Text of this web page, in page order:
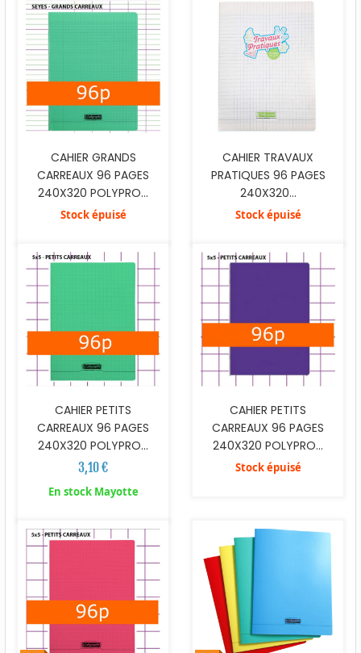
CAHIER GRANDS
CARREAUX 96 PAGES
240X320 POLYPRO...
Stock épuisé
CAHIER TRAVAUX
PRATIQUES 96 PAGES
240X320...
Stock épuisé
CAHIER PETITS
CARREAUX 96 PAGES
240X320 POLYPRO...
3,10 €
En stock Mayotte
CAHIER PETITS
CARREAUX 96 PAGES
240X320 POLYPRO...
Stock épuisé